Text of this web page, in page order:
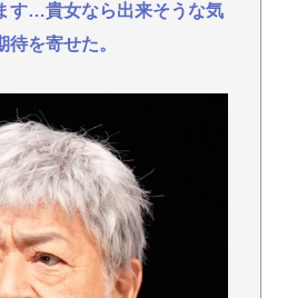
す…貴女なら出来そうな気
を寄せた。